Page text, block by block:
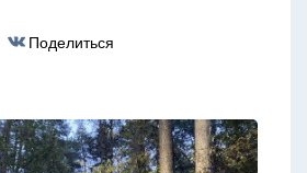
Поделиться